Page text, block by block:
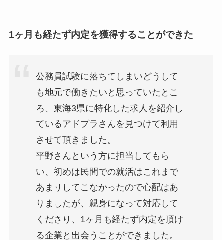
1ヶ月も経たず内定を獲得することができた
公務員試験に落ちてしまいどうして
も地元で働きたいと思っていたとこ
ろ、東海3県に特化した求人を紹介し
ているアドプラさんを見つけて利用
させて頂きました。
平野さんという方に担当してもら
い、初めは民間での就活はこれまで
あまりしてこなかったので心配はあ
りましたが、親身になって対応して
くださり、1ヶ月も経たず内定を頂け
る企業と出会うことができました。